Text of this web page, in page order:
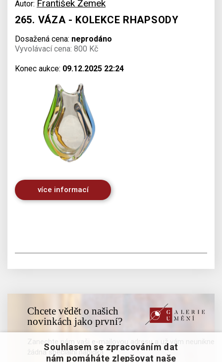
Autor: František Zemek
265. VÁZA - KOLEKCE RHAPSODY
Dosažená cena: neprodáno
Vyvolávací cena: 800 Kč
Konec aukce: 09.12.2025 22:24
více informací
Chcete vědět o našich
novinkách jako první?
Zanechte nám vaši e-mailovou adresu a už vám neunikne
žádná speciální nabídka
Souhlasem se zpracováním dat
nám pomáháte zlepšovat naše